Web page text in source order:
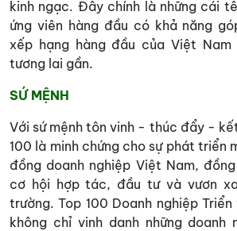
kinh ngạc. Đây chính là những cái
ứng viên hàng đầu có khả năng
xếp hạng hàng đầu của Việt
tương lai gần.
SỨ MỆNH
Với sứ mệnh tôn vinh - thúc đẩy - kết
100 là minh chứng cho sự phát triển
đồng doanh nghiệp Việt Nam,
cơ hội hợp tác, đầu tư và vươn
trường. Top 100 Doanh nghiệp
không chỉ vinh danh những